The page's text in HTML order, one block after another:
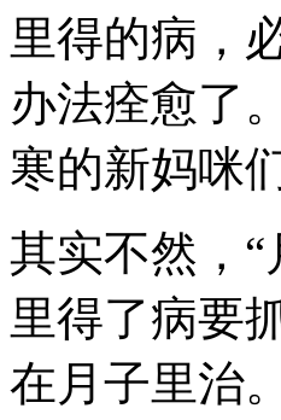
里得的病，
办法痊愈了
寒的新妈咪
其实不然，
里得了病要
在月子里治